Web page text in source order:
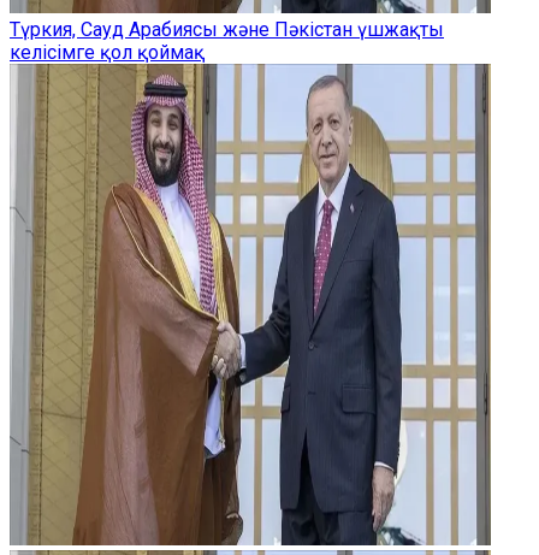
Түркия, Сауд Арабиясы және Пәкістан үшжақты
келісімге қол қоймақ